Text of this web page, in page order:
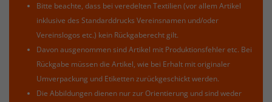
Bitte beachte, dass bei veredelten Textilien (vor allem Artikel
inklusive des Standarddrucks Vereinsnamen und/oder
Vereinslogos etc.) kein Rückgaberecht gilt.
Davon ausgenommen sind Artikel mit Produktionsfehler etc. Bei
Rückgabe müssen die Artikel, wie bei Erhalt mit originaler
Umverpackung und Etiketten zurückgeschickt werden.
Die Abbildungen dienen nur zur Orientierung und sind weder